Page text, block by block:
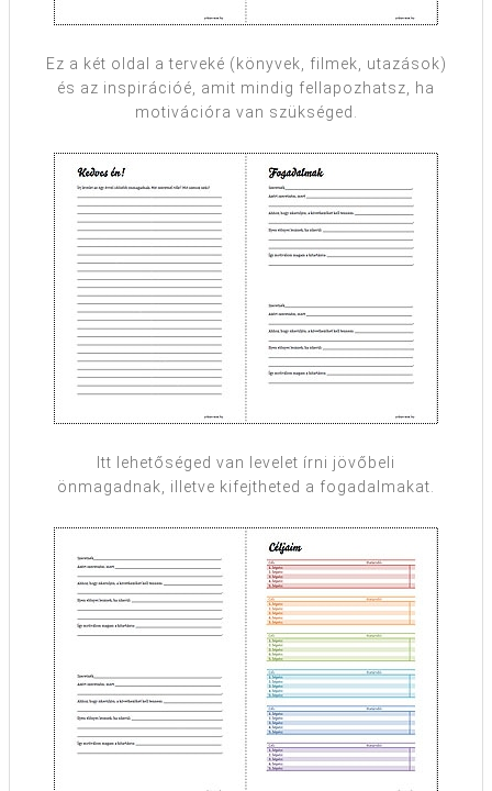
Ez a két oldal a terveké (könyvek, filmek, utazások)
és az inspirációé, amit mindig fellapozhatsz, ha
motivációra van szükséged.
Itt lehetőséged van levelet írni jövőbeli
önmagadnak, illetve kifejtheted a fogadalmakat.